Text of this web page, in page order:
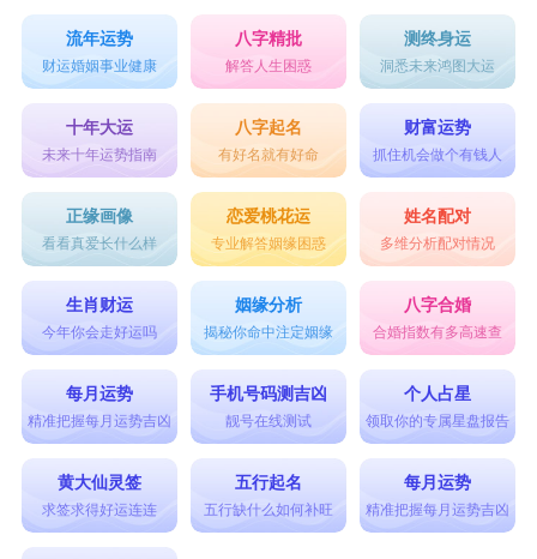
流年运势
财运婚姻事业健康
八字精批
解答人生困惑
测终身运
洞悉未来鸿图大运
十年大运
未来十年运势指南
八字起名
有好名就有好命
财富运势
抓住机会做个有钱人
正缘画像
看看真爱长什么样
恋爱桃花运
专业解答姻缘困惑
姓名配对
多维分析配对情况
生肖财运
今年你会走好运吗
姻缘分析
揭秘你命中注定姻缘
八字合婚
合婚指数有多高速查
每月运势
精准把握每月运势吉凶
手机号码测吉凶
靓号在线测试
个人占星
领取你的专属星盘报告
黄大仙灵签
求签求得好运连连
五行起名
五行缺什么如何补旺
每月运势
精准把握每月运势吉凶